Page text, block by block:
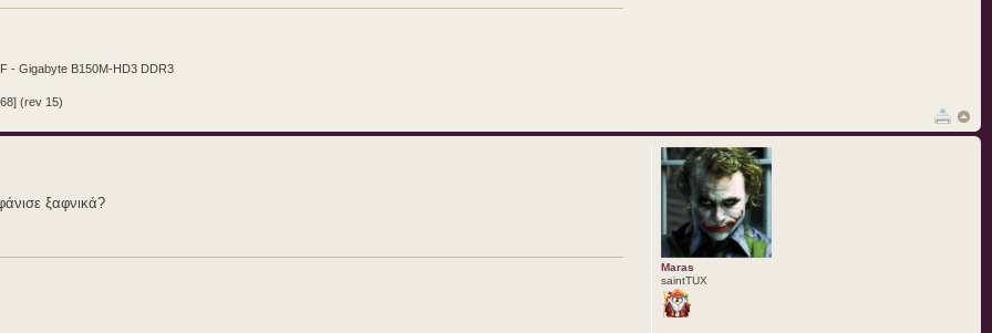
- Gigabyte B150M-HD3 DDR3
(rev 15)
ξαφνικά?
Maras
saintTUX